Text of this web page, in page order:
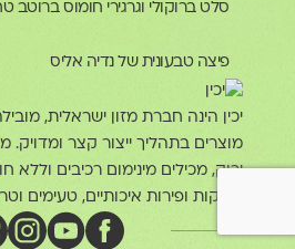
יכין הינה חברת מזון ישראלית,
מוצרים בתהליך ייצור קצר ומדויק.
ירוק, מכילים מינימום רכיבים וללא
מירקות ופירות איכותיים, טעימים
סלט ברוקולי וגרגירי חומוס ברוטב
פיצה טבעונית של נדיה אליס